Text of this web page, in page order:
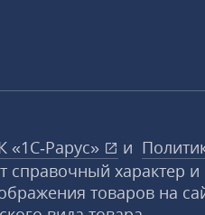
и
справочный характер
товаров на